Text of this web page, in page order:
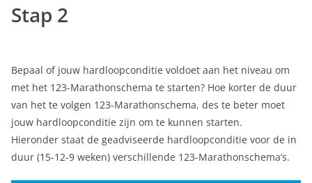
Stap 2
Bepaal of jouw hardloopconditie voldoet aan het niveau om
met het 123-Marathonschema te starten? Hoe korter de duur
van het te volgen 123-Marathonschema, des te beter moet
jouw hardloopconditie zijn om te kunnen starten.
Hieronder staat de geadviseerde hardloopconditie voor de in
duur (15-12-9 weken) verschillende 123-Marathonschema’s.